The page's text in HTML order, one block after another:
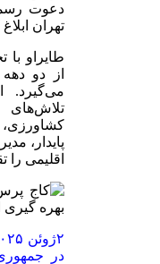
دعوت
تهران
طایراو با
از دو
می‌گیرد.
تلاش‌های
پایدار،
اقلیمی را
۲ژوئن
در